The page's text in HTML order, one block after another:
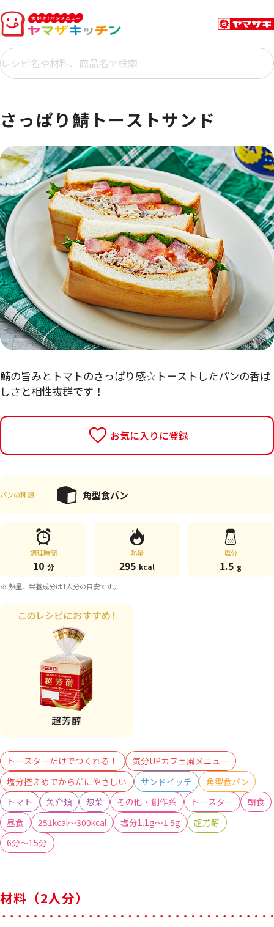
さっぱり鯖トーストサンド
鯖の旨みとトマトのさっぱり感☆トーストしたパンの香ば
しさと相性抜群です！
お気に入りに登録
パンの種類 角型食パン
調理時間
10 分
熱量
295 kcal
塩分
1.5 g
※ 熱量、栄養成分は1人分の目安です。
トースターだけでつくれる！
気分UPカフェ風メニュー
塩分控えめでからだにやさしい
サンドイッチ
角型食パン
トマト
魚介類 惣菜 その他・創作系 トースター
朝食
昼食
251kcal～300kcal 塩分1.1g～1.5g
超芳醇
6分～15分
材料（2人分）